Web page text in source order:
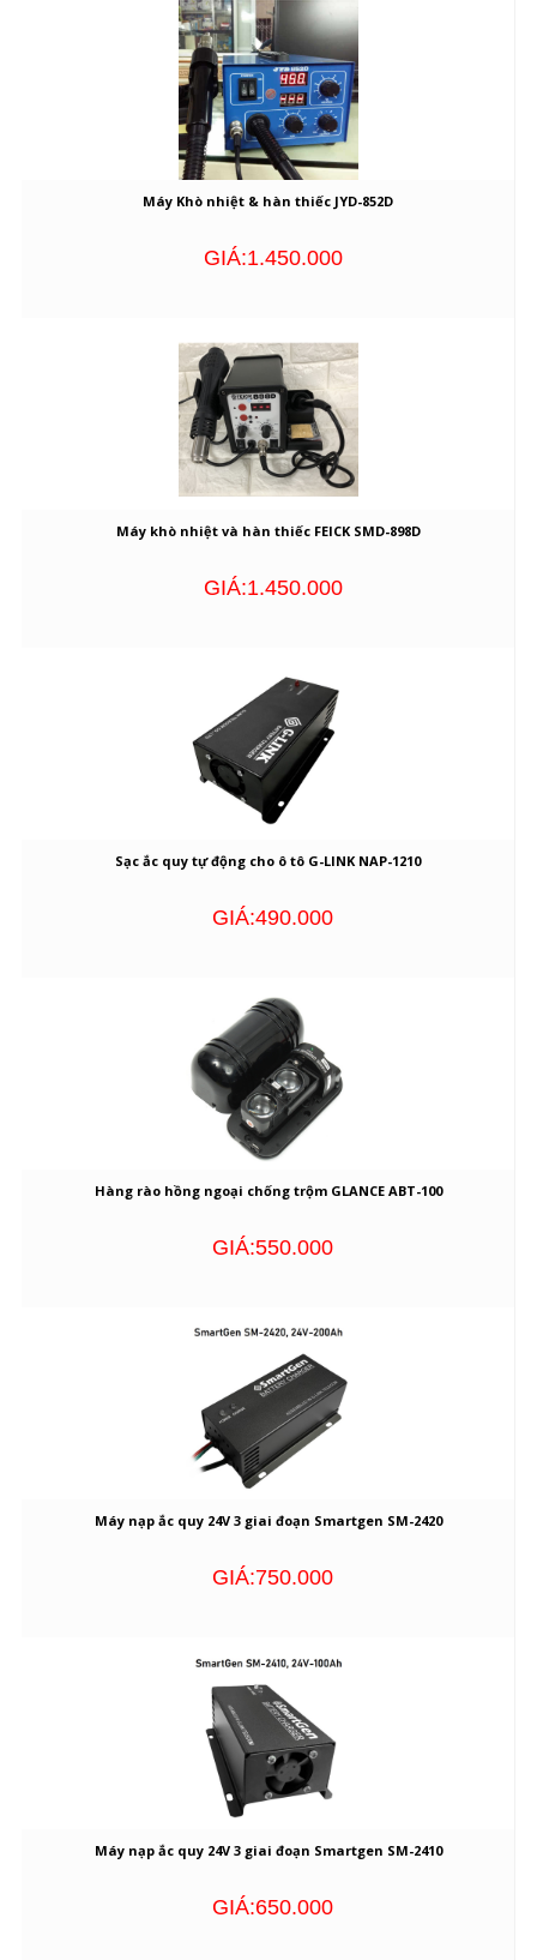
Máy Khò nhiệt & hàn thiếc JYD-852D
GIÁ:1.450.000
Máy khò nhiệt và hàn thiếc FEICK SMD-898D
GIÁ:1.450.000
Sạc ắc quy tự động cho ô tô G-LINK NAP-1210
GIÁ:490.000
Hàng rào hồng ngoại chống trộm GLANCE ABT-100
GIÁ:550.000
Máy nạp ắc quy 24V 3 giai đoạn Smartgen SM-2420
GIÁ:750.000
Máy nạp ắc quy 24V 3 giai đoạn Smartgen SM-2410
GIÁ:650.000